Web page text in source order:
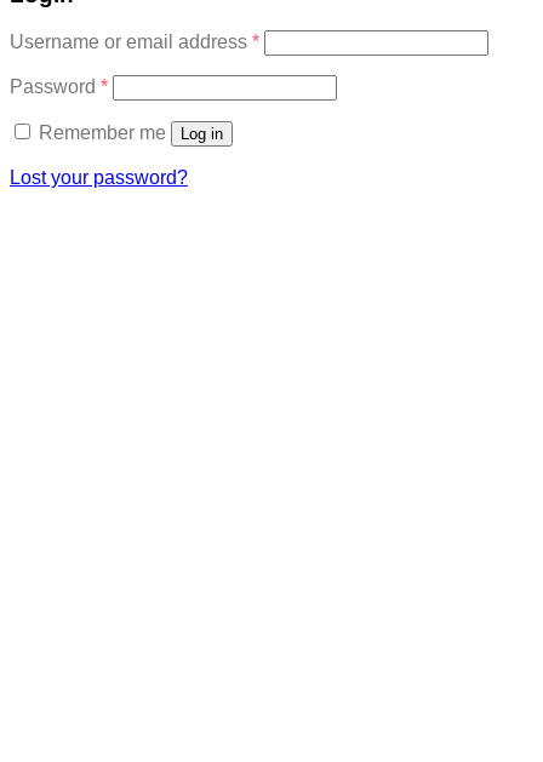
Username or email address *Required
Password *Required
Remember me Log in
Lost your password?